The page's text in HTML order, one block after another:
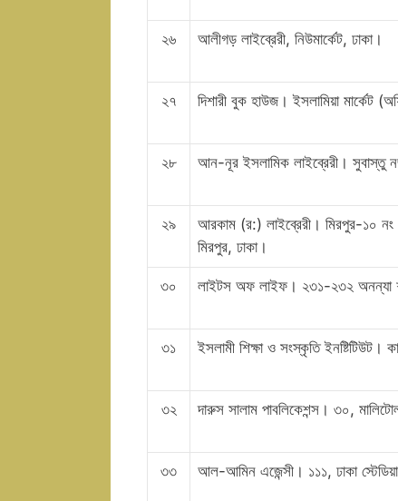
২৬ আলীগড় লাইব্রেরী, নিউমার্কেট, ঢাকা।
২৭ দিশারী বুক হাউজ। ইসলামিয়া মার্কেট
২৮ আন-নূর ইসলামিক লাইব্রেরী। সুবাস্তু
২৯
আরকাম (র:) লাইব্রেরী। মিরপুর-১০ নং
মিরপুর, ঢাকা।
৩০ লাইটস অফ লাইফ। ২৩১-২৩২ অনন্যা
৩১ ইসলামী শিক্ষা ও সংস্কৃতি ইনষ্টিটিউট।
৩২ দারুস সালাম পাবলিকেশন্স। ৩০,
৩৩ আল-আমিন এজেন্সী। ১১১, ঢাকা